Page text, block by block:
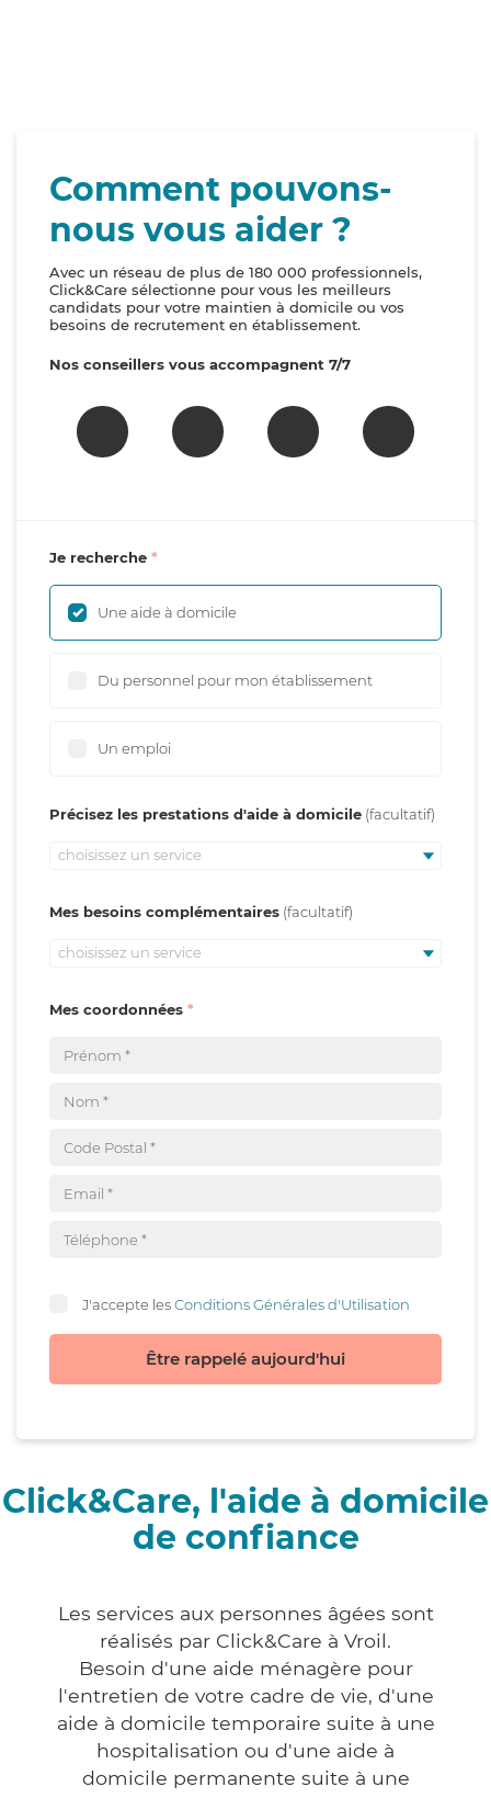
Comment pouvons-
nous vous aider ?
Avec un réseau de plus de 180 000 professionnels,
Click&Care sélectionne pour vous les meilleurs
candidats pour votre maintien à domicile ou vos
besoins de recrutement en établissement.
Nos conseillers vous accompagnent 7/7
Je recherche
Une aide à domicile
Du personnel pour mon établissement
Un emploi
Précisez les prestations d'aide à domicile
choisissez un service
Mes besoins complémentaires
choisissez un service
Mes coordonnées
J'accepte lesConditions Générales d'Utilisation
Être rappelé aujourd'hui
Click&Care, l'aide à domicile
de confiance
Les services aux personnes âgées sont
réalisés par Click&Care à Vroil.
Besoin d'une aide ménagère pour
l'entretien de votre cadre de vie, d'une
aide à domicile temporaire suite à une
hospitalisation ou d'une aide à
domicile permanente suite à une